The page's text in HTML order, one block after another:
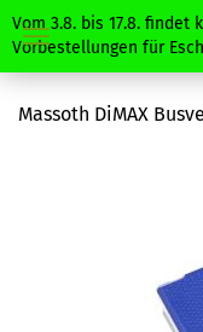
Vom 3.8. bis 17.8. findet
Vorbestellungen für
Massoth DiMAX